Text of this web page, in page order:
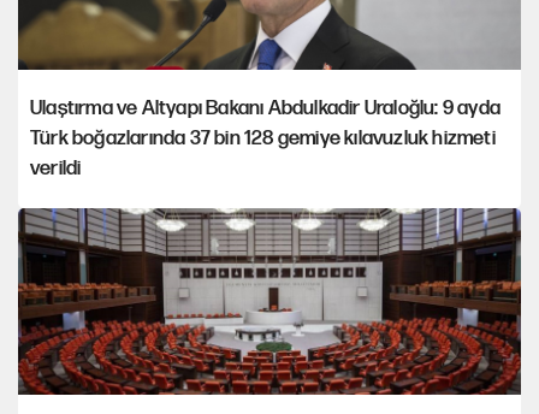
Ulaştırma ve Altyapı Bakanı Abdulkadir Uraloğlu: 9 ayda
Türk boğazlarında 37 bin 128 gemiye kılavuzluk hizmeti
verildi